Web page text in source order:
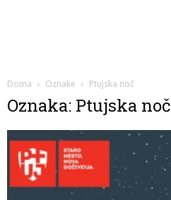
Doma Oznake Ptujska noč
Oznaka: Ptujska noč